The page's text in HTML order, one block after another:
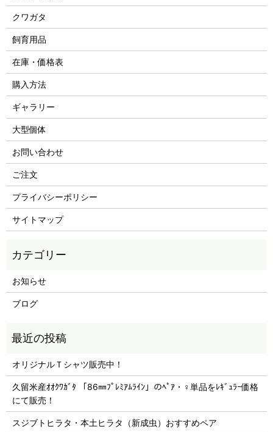
クワガタ
飼育用品
在庫・価格表
購入方法
ギャラリー
大型個体
お問い合わせ
ご注文
プライバシーポリシー
サイトマップ
お知らせ
ブログ
オリジナルＴシャツ販売中！
久留米産ｵｵｸﾜｶﾞﾀ 「86㎜ﾌﾟﾚﾐｱﾑﾗｲﾝ」のﾍﾟｱ・♀単品をﾚｷﾞｭﾗｰ価格
にて販売！
スジブトヒラタ・本土ヒラタ（新成虫）おすすめペア